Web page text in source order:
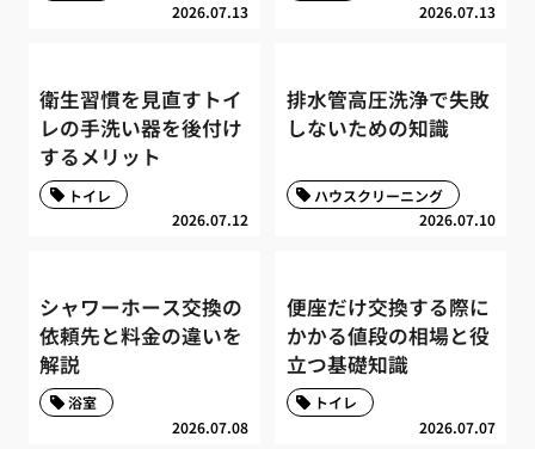
2026.07.13 2026.07.13
衛生習慣を見直すトイ
レの手洗い器を後付け
するメリット
2026.07.12
トイレ
排水管高圧洗浄で失敗
しないための知識
2026.07.10
ハウスクリーニング
シャワーホース交換の
依頼先と料金の違いを
解説
2026.07.08
浴室
便座だけ交換する際に
かかる値段の相場と役
立つ基礎知識
2026.07.07
トイレ